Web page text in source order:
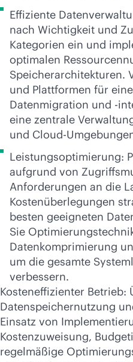
Effiziente
nach Wichtigkeit und
Kategorien ein und
optimalen
Speicherarchitekturen.
und Plattformen für
Datenmigration und -
eine zentrale
und Cloud-
Leistungsoptimierung:
aufgrund von
Anforderungen an die
Kostenüberlegungen
besten geeigneten
Sie
Datenkomprimierung
um die gesamte
verbessern.
Kosteneffizienter Betrieb:
Datenspeichernutzung
Einsatz von
Kostenzuweisung,
regelmäßige